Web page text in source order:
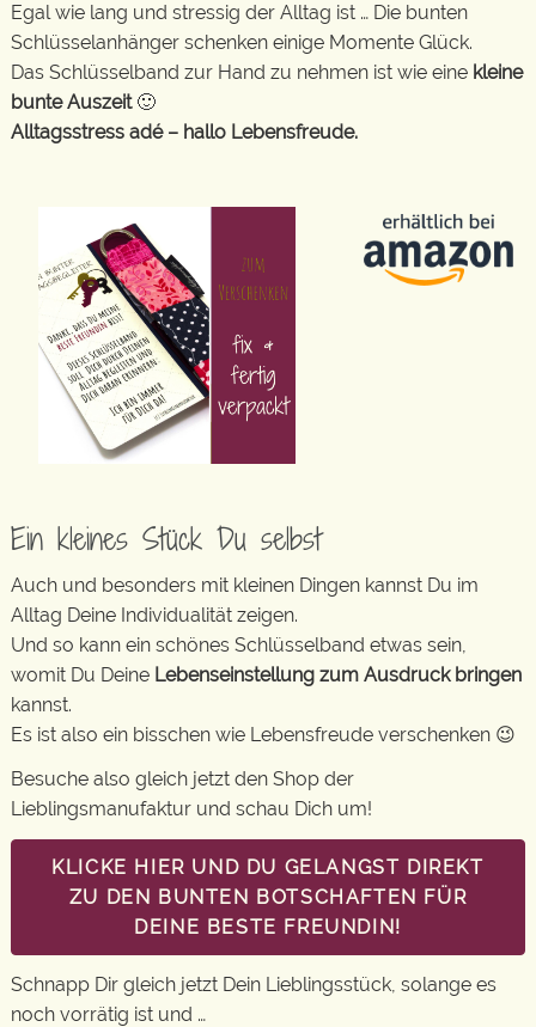
Egal wie lang und stressig der Alltag ist … Die bunten
Schlüsselanhänger schenken einige Momente Glück.
Das Schlüsselband zur Hand zu nehmen ist wie eine kleine
bunte Auszeit🙂
Alltagsstress adé – hallo Lebensfreude.
Ein kleines Stück Du selbst
Auch und besonders mit kleinen Dingen kannst Du im
Alltag Deine Individualität zeigen.
Und so kann ein schönes Schlüsselband etwas sein,
womit Du Deine Lebenseinstellung zum Ausdruck bringen
kannst.
Es ist also ein bisschen wie Lebensfreude verschenken 😉
Besuche also gleich jetzt den Shop der
Lieblingsmanufaktur und schau Dich um!
KLICKE HIER UND DU GELANGST DIREKT
ZU DEN BUNTEN BOTSCHAFTEN FÜR
DEINE BESTE FREUNDIN!
Schnapp Dir gleich jetzt Dein Lieblingsstück, solange es
noch vorrätig ist und …